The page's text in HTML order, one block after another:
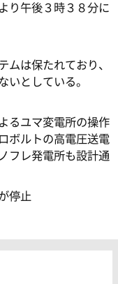
り午後３時３８分に
は保たれており、
いとしている。
るユマ変電所の操作
ボルトの高電圧送電
フレ発電所も設計通